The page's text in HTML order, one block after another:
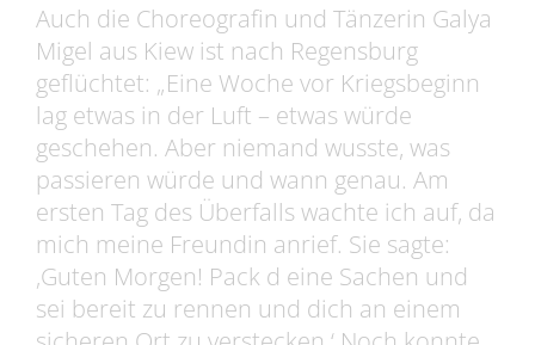
Auch die Choreografin und Tänzerin Galya
Migel aus Kiew ist nach Regensburg
geflüchtet: „Eine Woche vor Kriegsbeginn
lag etwas in der Luft – etwas würde
geschehen. Aber niemand wusste, was
passieren würde und wann genau. Am
ersten Tag des Überfalls wachte ich auf, da
mich meine Freundin anrief. Sie sagte:
‚Guten Morgen! Pack d eine Sachen und
sei bereit zu rennen und dich an einem